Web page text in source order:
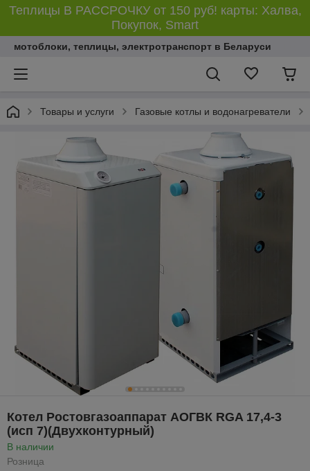
Теплицы В РАССРОЧКУ от 150 руб! карты: Халва,
Покупок, Smart
мотоблоки, теплицы, электротранспорт в Беларуси
Товары и услуги Газовые котлы и водонагреватели
Котел Ростовгазоаппарат АОГВК RGA 17,4-3
(исп 7)(Двухконтурный)
В наличии
Розница